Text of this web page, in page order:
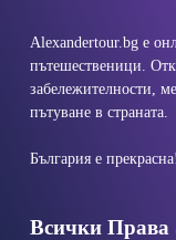
Alexandertour.bg е
пътешественици.
забележителности,
пътуване в страната.
България е
Всички Права